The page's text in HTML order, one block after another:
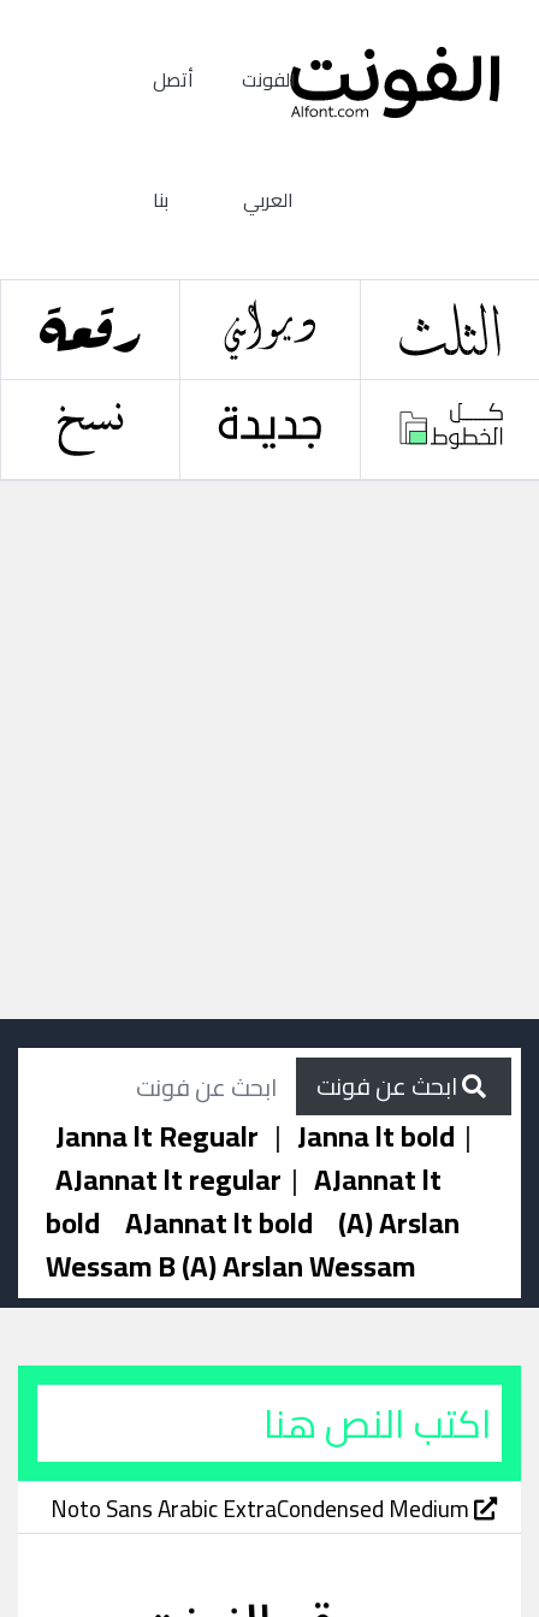
الفونت
العربي
أتصل
بنا
Janna lt Regualr | Janna lt bold |
AJannat lt regular | AJannat lt
bold AJannat lt bold (A) Arslan
Wessam B (A) Arslan Wessam
Noto Sans Arabic ExtraCondensed Medium